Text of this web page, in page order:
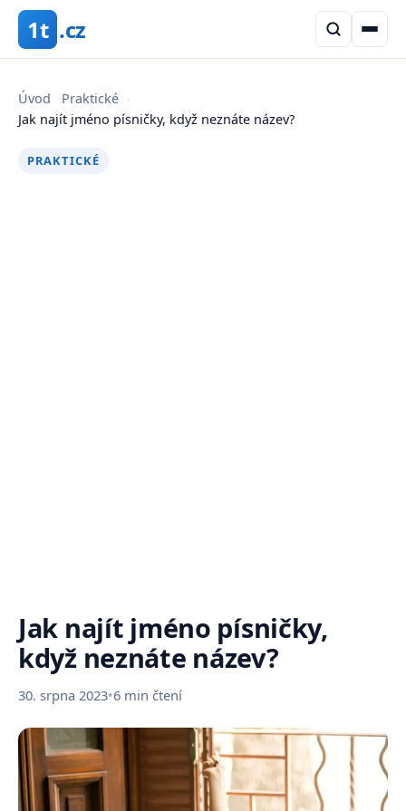
1t .cz
Úvod ›Praktické ›
Jak najít jméno písničky, když neznáte název?
PRAKTICKÉ
Jak najít jméno písničky,
když neznáte název?
30. srpna 2023•6 min čtení